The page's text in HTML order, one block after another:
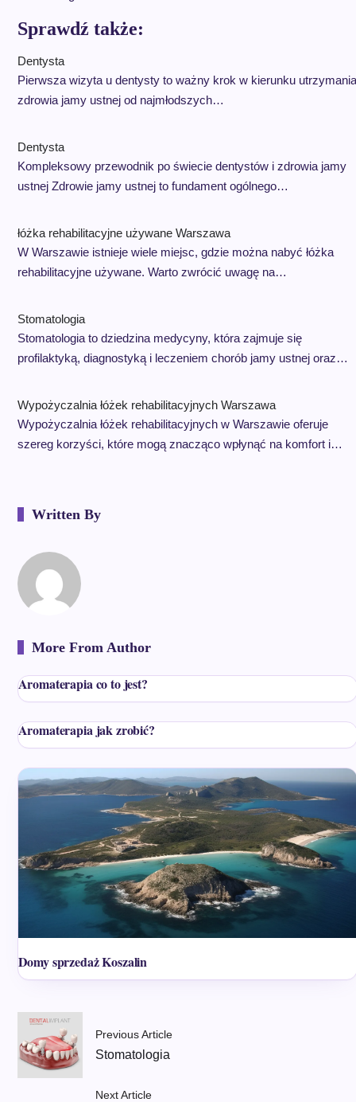
Sprawdź także:
Dentysta
Pierwsza wizyta u dentysty to ważny krok w kierunku utrzymania
zdrowia jamy ustnej od najmłodszych…
Dentysta
Kompleksowy przewodnik po świecie dentystów i zdrowia jamy
ustnej Zdrowie jamy ustnej to fundament ogólnego…
łóżka rehabilitacyjne używane Warszawa
W Warszawie istnieje wiele miejsc, gdzie można nabyć łóżka
rehabilitacyjne używane. Warto zwrócić uwagę na…
Stomatologia
Stomatologia to dziedzina medycyny, która zajmuje się
profilaktyką, diagnostyką i leczeniem chorób jamy ustnej oraz…
Wypożyczalnia łóżek rehabilitacyjnych Warszawa
Wypożyczalnia łóżek rehabilitacyjnych w Warszawie oferuje
szereg korzyści, które mogą znacząco wpłynąć na komfort i…
Written By
More From Author
Aromaterapia co to jest?
Aromaterapia jak zrobić?
Domy sprzedaż Koszalin
Previous Article
Stomatologia
Next Article